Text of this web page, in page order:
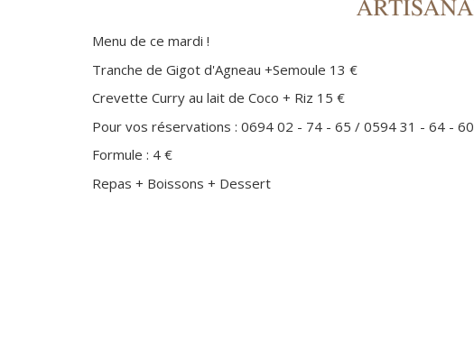
Menu de ce mardi !
Tranche de Gigot d'Agneau +Semoule 13 €
Crevette Curry au lait de Coco + Riz 15 €
Pour vos réservations : 0694 02 - 74 - 65 / 0594 31 - 64 - 60
Formule : 4 €
Repas + Boissons + Dessert